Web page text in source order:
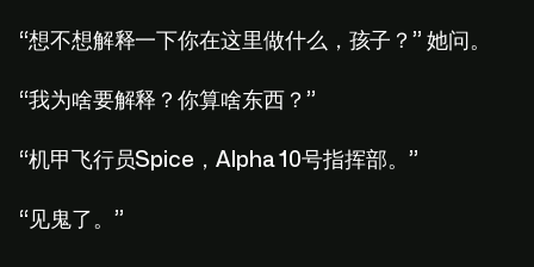
“想不想解释一下你在这里做什么，孩子？” 她问。
“我为啥要解释？你算啥东西？”
“机甲飞行员Spice，Alpha 10号指挥部。”
“见鬼了。”